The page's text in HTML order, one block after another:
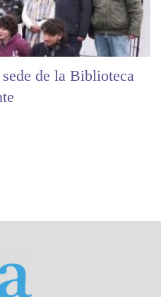
de la Biblioteca